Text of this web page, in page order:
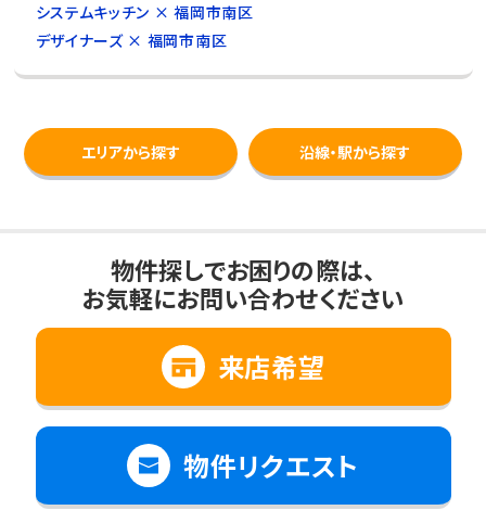
システムキッチン × 福岡市南区
デザイナーズ × 福岡市南区
エリアから探す 沿線・駅から探す
物件探しでお困りの際は、
お気軽にお問い合わせください
来店希望
物件リクエスト